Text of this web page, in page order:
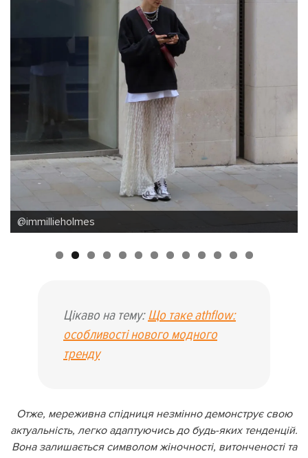
@elliee.rob
Цікаво на тему: Що таке athflow:
особливості нового модного
тренду
Отже, мереживна спідниця незмінно демонструє свою
актуальність, легко адаптуючись до будь-яких тенденцій.
Вона залишається символом жіночності, витонченості та